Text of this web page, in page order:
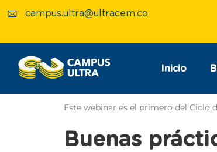
campus.ultra@ultracem.co
Inicio
Este webinar es el primero del Ciclo
Buenas